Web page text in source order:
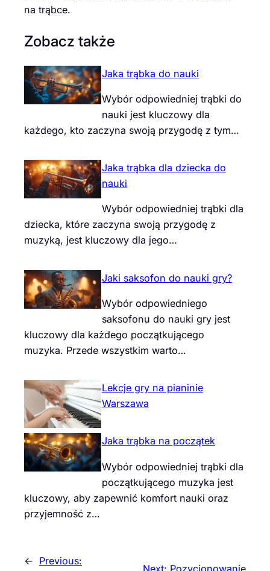
na trąbce.
Zobacz także
Jaka trąbka do nauki
Wybór odpowiedniej trąbki do
nauki jest kluczowy dla
każdego, kto zaczyna swoją przygodę z tym…
Jaka trąbka dla dziecka do
nauki
Wybór odpowiedniej trąbki dla
dziecka, które zaczyna swoją przygodę z
muzyką, jest kluczowy dla jego…
Jaki saksofon do nauki gry?
Wybór odpowiedniego
saksofonu do nauki gry jest
kluczowy dla każdego początkującego
muzyka. Przede wszystkim warto…
Lekcje gry na pianinie
Warszawa
Jaka trąbka na początek
Wybór odpowiedniej trąbki dla
początkującego muzyka jest
kluczowy, aby zapewnić komfort nauki oraz
przyjemność z…
← Previous:
Next: Pozycjonowanie